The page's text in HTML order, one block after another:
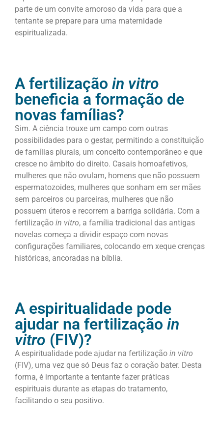
parte de um convite amoroso da vida para que a
tentante se prepare para uma maternidade
espiritualizada.
A fertilização in vitro
beneficia a formação de
novas famílias?
Sim. A ciência trouxe um campo com outras
possibilidades para o gestar, permitindo a constituição
de famílias plurais, um conceito contemporâneo e que
cresce no âmbito do direito. Casais homoafetivos,
mulheres que não ovulam, homens que não possuem
espermatozoides, mulheres que sonham em ser mães
sem parceiros ou parceiras, mulheres que não
possuem úteros e recorrem a barriga solidária. Com a
fertilização in vitro, a família tradicional das antigas
novelas começa a dividir espaço com novas
configurações familiares, colocando em xeque crenças
históricas, ancoradas na bíblia.
A espiritualidade pode
ajudar na fertilização in
vitro (FIV)?
A espiritualidade pode ajudar na fertilização in vitro
(FIV), uma vez que só Deus faz o coração bater. Desta
forma, é importante a tentante fazer práticas
espirituais durante as etapas do tratamento,
facilitando o seu positivo.